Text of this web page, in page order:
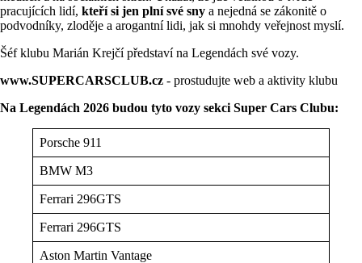
pracujících lidí, kteří si jen plní své sny a nejedná se zákonitě o
podvodníky, zloděje a arogantní lidi, jak si mnohdy veřejnost myslí.
Šéf klubu Marián Krejčí představí na Legendách své vozy.
www.SUPERCARSCLUB.cz - prostudujte web a aktivity klubu
Na Legendách 2026 budou tyto vozy sekci Super Cars Clubu:
Porsche 911
BMW M3
Ferrari 296GTS
Ferrari 296GTS
Aston Martin Vantage